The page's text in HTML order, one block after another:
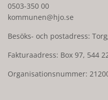
0503-350 00
kommunen@hjo.se
Besöks- och postadress:
Fakturaadress: Box 97, 544
Organisationsnummer: